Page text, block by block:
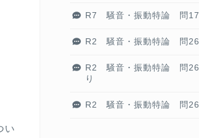
い
R7 騒音・振動特論 問17
R2 騒音・振動特論 問26
R2 騒音・振動特論 問26
り
R2 騒音・振動特論 問26